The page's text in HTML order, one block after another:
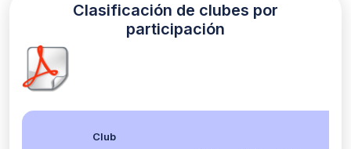
Clasificación de clubes por
participación
Club